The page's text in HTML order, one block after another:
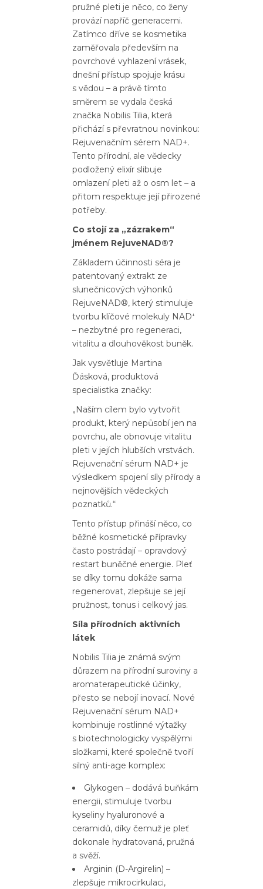
pružné pleti je něco, co ženy
provází napříč generacemi.
Zatímco dříve se kosmetika
zaměřovala především na
povrchové vyhlazení vrásek,
dnešní přístup spojuje krásu
s vědou – a právě tímto
směrem se vydala česká
značka Nobilis Tilia, která
přichází s převratnou novinkou:
Rejuvenačním sérem NAD+.
Tento přírodní, ale vědecky
podložený elixír slibuje
omlazení pleti až o osm let – a
přitom respektuje její přirozené
potřeby.
Co stojí za „zázrakem“
jménem RejuveNAD®?
Základem účinnosti séra je
patentovaný extrakt ze
slunečnicových výhonků
RejuveNAD®, který stimuluje
tvorbu klíčové molekuly NAD⁺
– nezbytné pro regeneraci,
vitalitu a dlouhověkost buněk.
Jak vysvětluje Martina
Ďásková, produktová
specialistka značky:
„Naším cílem bylo vytvořit
produkt, který nepůsobí jen na
povrchu, ale obnovuje vitalitu
pleti v jejích hlubších vrstvách.
Rejuvenační sérum NAD+ je
výsledkem spojení síly přírody a
nejnovějších vědeckých
poznatků.“
Tento přístup přináší něco, co
běžné kosmetické přípravky
často postrádají – opravdový
restart buněčné energie. Pleť
se díky tomu dokáže sama
regenerovat, zlepšuje se její
pružnost, tonus i celkový jas.
Síla přírodních aktivních
látek
Nobilis Tilia je známá svým
důrazem na přírodní suroviny a
aromaterapeutické účinky,
přesto se nebojí inovací. Nové
Rejuvenační sérum NAD+
kombinuje rostlinné výtažky
s biotechnologicky vyspělými
složkami, které společně tvoří
silný anti-age komplex:
Glykogen – dodává buňkám
energii, stimuluje tvorbu
kyseliny hyaluronové a
ceramidů, díky čemuž je pleť
dokonale hydratovaná, pružná
a svěží.
Arginin (D-Argirelin) –
zlepšuje mikrocirkulaci,